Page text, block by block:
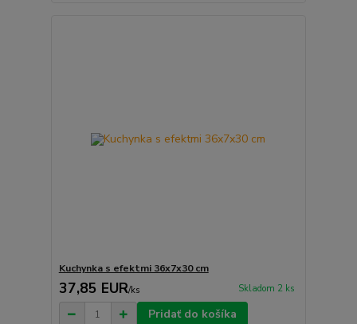
Kuchynka s efektmi 36x7x30 cm
37,85 EUR/ks Skladom 2 ks
Pridať do košíka